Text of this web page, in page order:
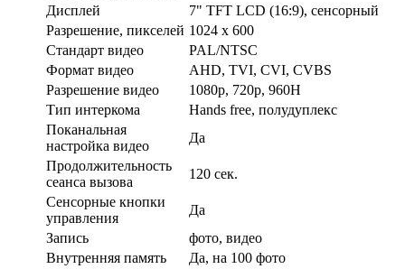
Дисплей
7" TFT LCD (16:9), сенсорный
Разрешение, пикселей 1024 x 600
Стандарт видео
PAL/NTSC
Формат видео
AHD, TVI, CVI, CVBS
Разрешение видео
1080p, 720р, 960H
Тип интеркома
Hands free, полудуплекс
Поканальная
настройка видео
Да
Продолжительность
сеанса вызова
120 сек.
Сенсорные кнопки
управления
Да
Запись
фото, видео
Внутренняя память
Да, на 100 фото